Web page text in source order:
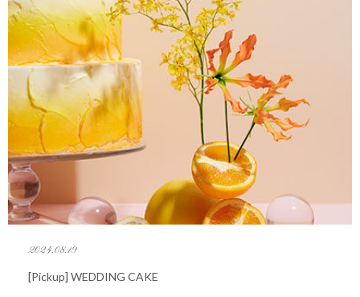
2024.08.19
[Pickup] WEDDING CAKE